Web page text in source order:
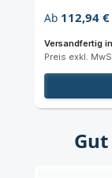
Ab 112,94 €
Versandfertig
Preis exkl.